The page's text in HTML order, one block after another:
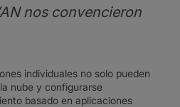
nos convencieron
individuales no solo pueden
nube y configurarse
basado en aplicaciones